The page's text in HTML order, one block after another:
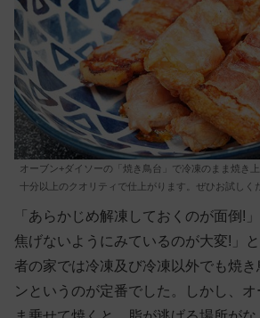
オーブン+ダイソーの「焼き鳥台」で冷凍のまま焼き
十分以上のクオリティで仕上がります。ぜひお試しく
「あらかじめ解凍しておくのが面倒!
焦げないようにみているのが大変!」
者の家では冷凍及び冷凍以外でも焼
ンというのが定番でした。しかし、